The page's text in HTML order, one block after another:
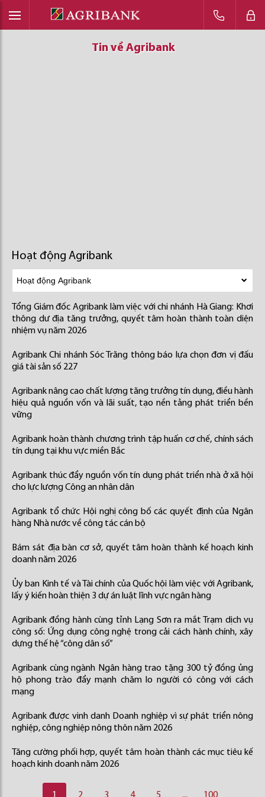
Tin về Agribank
Tin về Agribank
Tin về Agribank
Hoạt động Agribank
Tổng Giám đốc Agribank làm việc với chi nhánh Hà Giang: Khơi
thông dư địa tăng trưởng, quyết tâm hoàn thành toàn diện
nhiệm vụ năm 2026
Agribank Chi nhánh Sóc Trăng thông báo lựa chọn đơn vị đấu
giá tài sản số 227
Agribank nâng cao chất lượng tăng trưởng tín dụng, điều hành
hiệu quả nguồn vốn và lãi suất, tạo nền tảng phát triển bền
vững
Agribank hoàn thành chương trình tập huấn cơ chế, chính sách
tín dụng tại khu vực miền Bắc
Agribank thúc đẩy nguồn vốn tín dụng phát triển nhà ở xã hội
cho lực lượng Công an nhân dân
Agribank tổ chức Hội nghị công bố các quyết định của Ngân
hàng Nhà nước về công tác cán bộ
Bám sát địa bàn cơ sở, quyết tâm hoàn thành kế hoạch kinh
doanh năm 2026
Ủy ban Kinh tế và Tài chính của Quốc hội làm việc với Agribank,
lấy ý kiến hoàn thiện 3 dự án luật lĩnh vực ngân hàng
Agribank đồng hành cùng tỉnh Lạng Sơn ra mắt Trạm dịch vụ
công số: Ứng dụng công nghệ trong cải cách hành chính, xây
dựng thế hệ “công dân số”
Agribank cùng ngành Ngân hàng trao tặng 300 tỷ đồng ủng
hộ phong trào đẩy mạnh chăm lo người có công với cách
mạng
Agribank được vinh danh Doanh nghiệp vì sự phát triển nông
nghiệp, công nghiệp nông thôn năm 2026
Tăng cường phối hợp, quyết tâm hoàn thành các mục tiêu kế
hoạch kinh doanh năm 2026